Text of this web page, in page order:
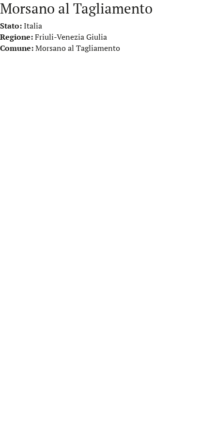
Morsano al Tagliamento
Stato:Italia
Regione:Friuli-Venezia Giulia
Comune:Morsano al Tagliamento